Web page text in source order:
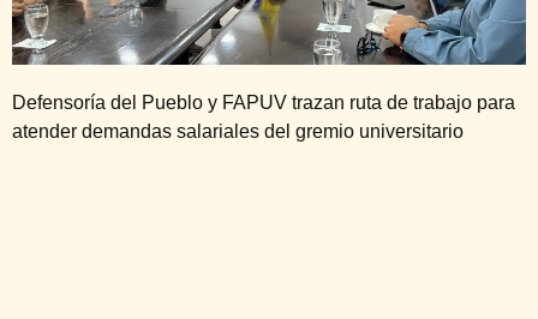
Defensoría del Pueblo y FAPUV trazan ruta de trabajo para
atender demandas salariales del gremio universitario